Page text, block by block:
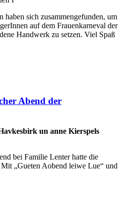
sich zusammengefunden, um
auf dem Frauenkarneval der
Handwerk zu setzen. Viel Spaß
Abend der
un anne Kierspels
bei Familie Lenter hatte die
„Gueten Aobend leiwe Lue“ und